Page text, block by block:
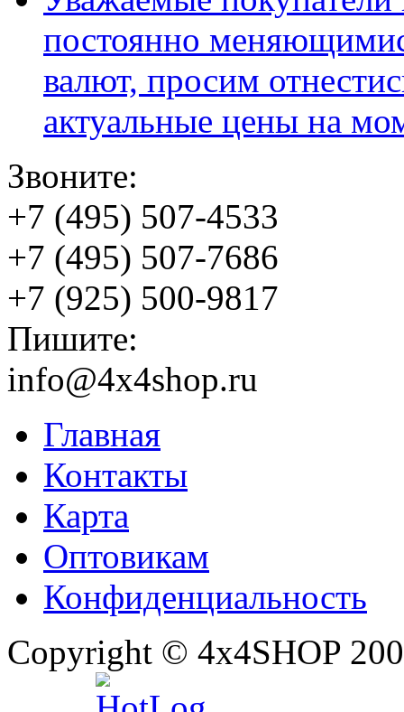
постоянно
валют, просим
актуальные цены на
Звоните:
+7 (495) 507-4533
+7 (495) 507-7686
+7 (925) 500-9817
Пишите:
info@4x4shop.ru
Главная
Контакты
Карта
Оптовикам
Конфиденциальность
Copyright © 4x4SHOP